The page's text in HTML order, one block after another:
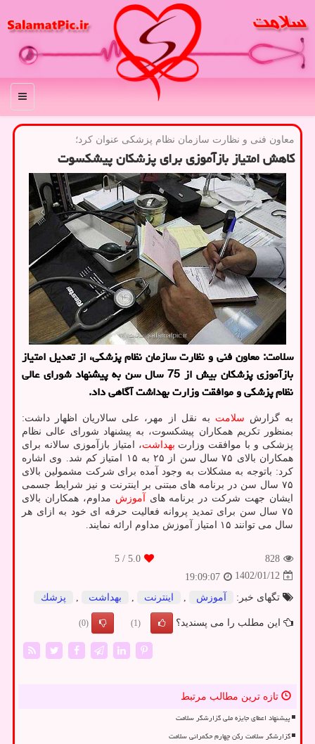
منو
معاون فنی و نظارت سازمان نظام پزشكی عنوان كرد؛
کاهش امتیاز بازآموزی برای پزشکان پیشکسوت
سلامت: معاون فنی و نظارت سازمان نظام پزشکی، از تعدیل امتیاز
بازآموزی پزشکان بیش از 75 سال سن به پیشنهاد شورای عالی
نظام پزشکی و موافقت وزارت بهداشت آگاهی داد.
به گزارش سلامت به نقل از مهر، علی سالاریان اظهار داشت:
بمنظور تکریم همکاران پیشکسوت، به پیشنهاد شورای عالی نظام
پزشکی و با موافقت وزارت بهداشت، امتیاز بازآموزی سالانه برای
همکاران بالای ۷۵ سال سن از ۲۵ به ۱۵ امتیاز کم شد. وی اشاره
کرد: باتوجه به مشکلات به وجود آمده برای شرکت مشمولین بالای
۷۵ سال سن در برنامه های مبتنی بر اینترنت و نیز شرایط جسمی
ایشان جهت شرکت در برنامه های
آموزش مداوم، همکاران بالای
۷۵ سال سن برای تمدید پروانه فعالیت حرفه ای خود به ازای هر
سال می توانند ۱۵ امتیاز آموزش مداوم ارائه نمایند.
828
5.0
/ 5
1402/01/12
19:09:07
تگهای خبر:
آموزش اینترنت بهداشت پزشك
این مطلب را می پسندید؟ (1)
(0)
تازه ترین مطالب مرتبط
پیشنهاد اعطای جایزه ملی گزارشگر سلامت
گزارشگر سلامت رکن چهارم حکمرانی سلامت